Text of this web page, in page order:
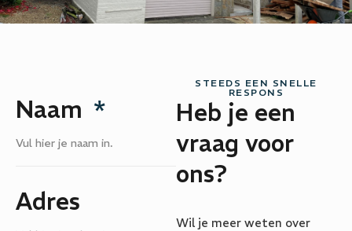
Naam
Adres
STEEDS EEN SNELLE
RESPONS
Heb je een
vraag voor
ons?
Wil je meer weten over